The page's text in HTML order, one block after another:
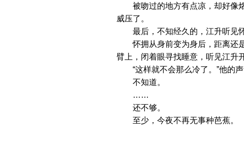
被吻过的地方有点凉，却好像烙
威压了。
最后，不知经久的，江升听见怀
怀拥从身前变为身后，距离还是
臂上，闭着眼寻找睡意，听见江升
“这样就不会那么冷了。”他的声
不知道。
……
还不够。
至少，今夜不再无事种芭蕉。